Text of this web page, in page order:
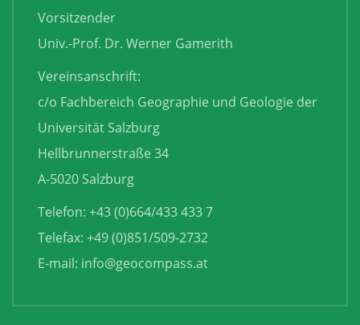
Vorsitzender
Univ.-Prof. Dr. Werner Gamerith
Vereinsanschrift:
c/o Fachbereich Geographie und Geologie der
Universität Salzburg
Hellbrunnerstraße 34
A-5020 Salzburg
Telefon: +43 (0)664/433 433 7
Telefax: +49 (0)851/509-2732
E-mail: info@geocompass.at